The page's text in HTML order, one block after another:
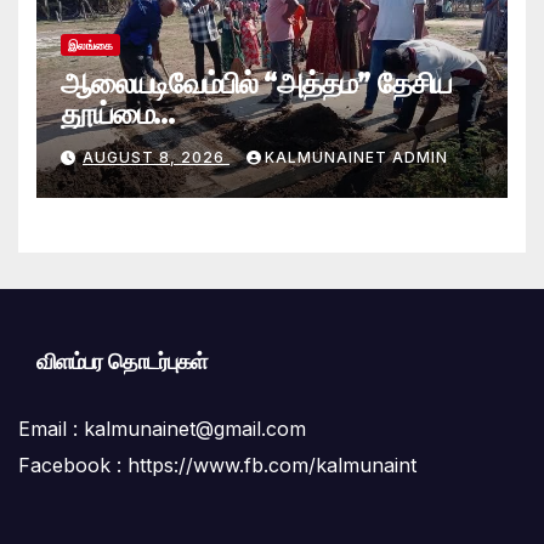
இலங்கை
ஆலையடிவேம்பில் “அத்தம” தேசிய
தூய்மை
வேலைத்திட்டம்.:ஆலையடிவேம்பு
பிரதேச செயலகமும் பிரதேச சபையும்
இணைந்து விசேட தூய்மைப் பணி.
AUGUST 8, 2026 KALMUNAINET ADMIN
விளம்பர தொடர்புகள்
Email : kalmunainet@gmail.com
Facebook : https://www.fb.com/kalmunaint